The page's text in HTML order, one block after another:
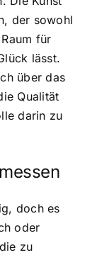
der sowohl
für
lässt.
über das
Qualität
darin zu
doch es
oder
zu